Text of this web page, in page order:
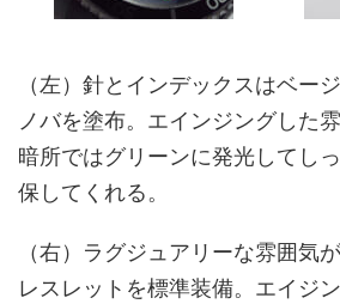
（左）針とインデックスはベー
ノバを塗布。エインジングした
暗所ではグリーンに発光してし
保してくれる。
（右）ラグジュアリーな雰囲気
レスレットを標準装備。エイジ